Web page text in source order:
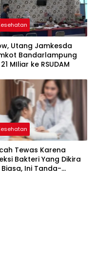
Utang Jamkesda
Bandarlampung
MIliar ke RSUDAM
Tewas Karena
Bakteri Yang Dikira
Biasa, Ini Tanda-